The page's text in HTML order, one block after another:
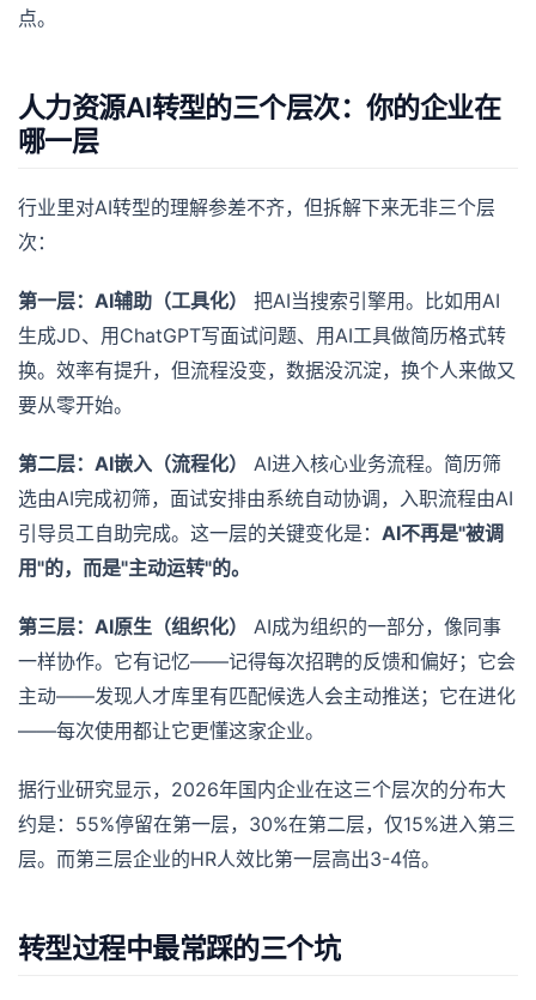
点。
人力资源AI转型的三个层次：你的企业在
哪一层
行业里对AI转型的理解参差不齐，但拆解下来无非三个层
次：
第一层：AI辅助（工具化）
把AI当搜索引擎用。比如用AI
生成JD、用ChatGPT写面试问题、用AI工具做简历格式转
换。效率有提升，但流程没变，数据没沉淀，换个人来做又
要从零开始。
第二层：AI嵌入（流程化）
AI进入核心业务流程。简历筛
选由AI完成初筛，面试安排由系统自动协调，入职流程由AI
引导员工自助完成。这一层的关键变化是： AI不再是"被调
用"的，而是"主动运转"的。
第三层：AI原生（组织化）
AI成为组织的一部分，像同事
一样协作。它有记忆——记得每次招聘的反馈和偏好；它会
主动——发现人才库里有匹配候选人会主动推送；它在进化
——每次使用都让它更懂这家企业。
据行业研究显示，2026年国内企业在这三个层次的分布大
约是：55%停留在第一层，30%在第二层，仅15%进入第三
层。而第三层企业的HR人效比第一层高出3-4倍。
转型过程中最常踩的三个坑